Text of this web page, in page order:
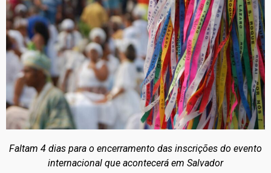
Faltam 4 dias para o encerramento das inscrições do evento
internacional que acontecerá em Salvador